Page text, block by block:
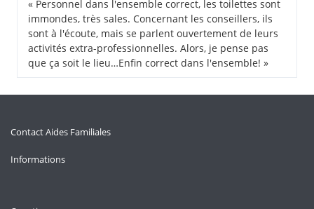
« Personnel dans l'ensemble correct, les toilettes sont
immondes, très sales. Concernant les conseillers, ils
sont à l'écoute, mais se parlent ouvertement de leurs
activités extra-professionnelles. Alors, je pense pas
que ça soit le lieu…Enfin correct dans l'ensemble! »
Contact Aides Familiales
Informations